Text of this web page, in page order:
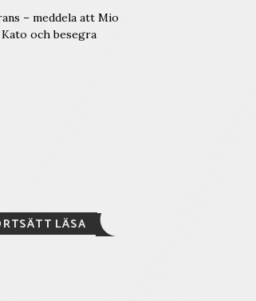
– meddela att Mio
och besegra
LÄSA NU
SLÄPPER